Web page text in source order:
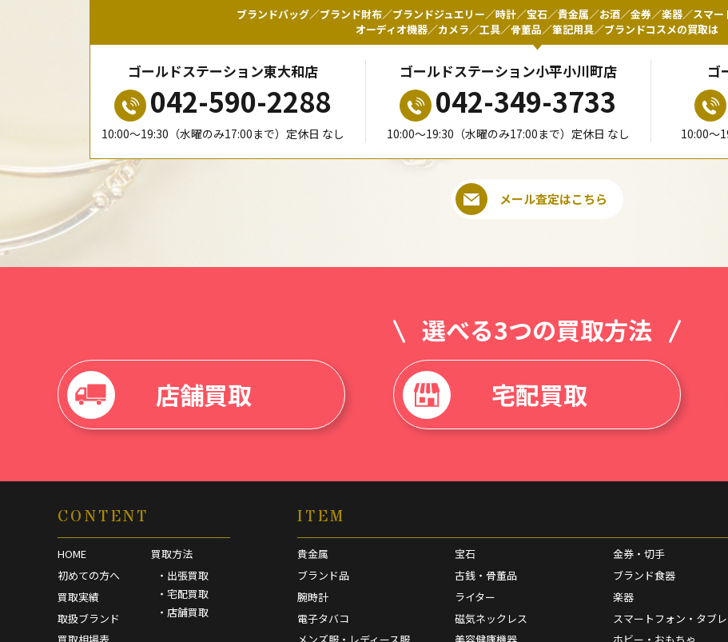
ブランドバッグ／ブランド財布／ブランドジュエリー／時計／宝石／貴金属／お酒／金券／楽器／スマ
オーディオ機器／カメラ／工具／骨董品／筆記用具／ブランドコスメの買取は
ゴールドステーション東大和店
042-590-2288
10:00〜19:30（水曜のみ17:00まで）定休日 なし
ゴールドステーション小平小川町店
042-349-3733
10:00〜19:30（水曜のみ17:00まで）定休日 なし
ゴ
10:00〜
メール査定はこちら
選べる3つの買取方法
店舗買取
宅配買取
CONTENT
HOME
初めての方へ
買取実績
取扱ブランド
買取方法
・出張買取
・宅配買取
・店舗買取
ITEM
貴金属
ブランド品
腕時計
電子タバコ
宝石
古銭・骨董品
ライター
磁気ネックレス
金券・切手
ブランド食器
楽器
スマートフォン・タブ